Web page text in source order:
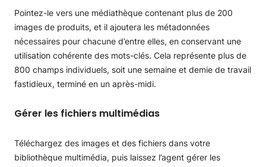
Pointez-le vers une médiathèque contenant plus de 200
images de produits, et il ajoutera les métadonnées
nécessaires pour chacune d’entre elles, en conservant une
utilisation cohérente des mots-clés. Cela représente plus de
800 champs individuels, soit une semaine et demie de travail
fastidieux, terminé en un après-midi.
Gérer les fichiers multimédias
Téléchargez des images et des fichiers dans votre
bibliothèque multimédia, puis laissez l’agent gérer les